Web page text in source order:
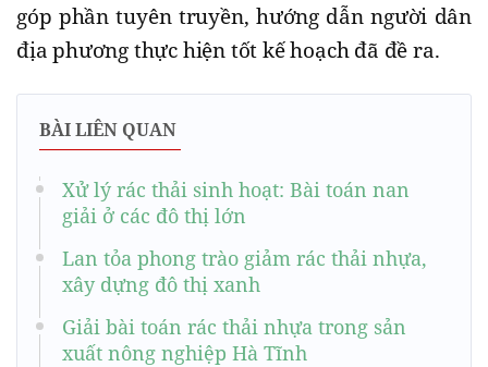
góp phần tuyên truyền, hướng dẫn người dân
địa phương thực hiện tốt kế hoạch đã đề ra.
BÀI LIÊN QUAN
Xử lý rác thải sinh hoạt: Bài toán nan
giải ở các đô thị lớn
Lan tỏa phong trào giảm rác thải nhựa,
xây dựng đô thị xanh
Giải bài toán rác thải nhựa trong sản
xuất nông nghiệp Hà Tĩnh